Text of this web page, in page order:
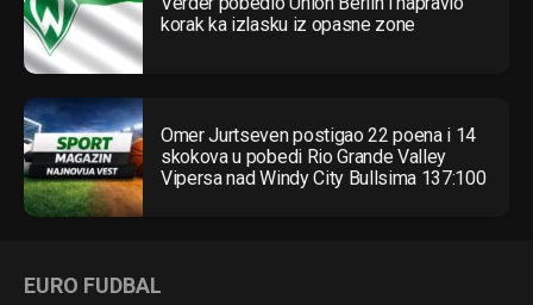
korak ka izlasku iz opasne zone
Omer Jurtseven postigao 22 poena i 14
skokova u pobedi Rio Grande Valley
Vipersa nad Windy City Bullsima 137:100
EURO FUDBAL